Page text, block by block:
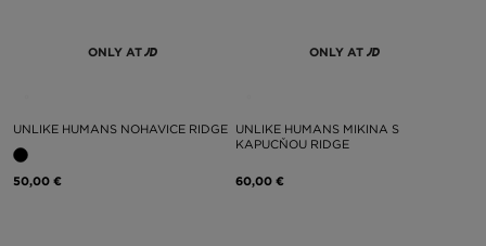
ONLY AT
UNLIKE HUMANS NOHAVICE RIDGE
50,00 €
ONLY AT
UNLIKE HUMANS MIKINA S
KAPUCŇOU RIDGE
60,00 €